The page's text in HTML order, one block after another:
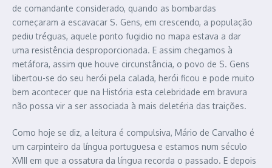
de comandante considerado, quando as bombardas
começaram a escavacar S. Gens, em crescendo, a população
pediu tréguas, aquele ponto fugidio no mapa estava a dar
uma resistência desproporcionada. E assim chegamos à
metáfora, assim que houve circunstância, o povo de S. Gens
libertou-se do seu herói pela calada, herói ficou e pode muito
bem acontecer que na História esta celebridade em bravura
não possa vir a ser associada à mais deletéria das traições.
Como hoje se diz, a leitura é compulsiva, Mário de Carvalho é
um carpinteiro da língua portuguesa e estamos num século
XVIII em que a ossatura da língua recorda o passado. E depois